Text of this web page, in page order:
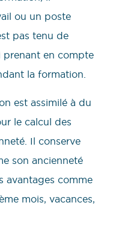
ou un poste
pas tenu de
prenant en compte
la formation.
est assimilé à du
le calcul des
Il conserve
son ancienneté
avantages comme
mois, vacances,